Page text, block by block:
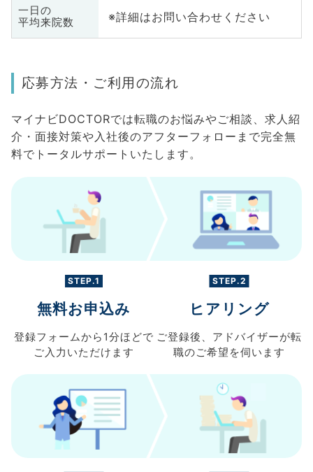
一日の
平均来院数
※詳細はお問い合わせください
応募方法・ご利用の流れ
マイナビDOCTORでは転職のお悩みやご相談、求人紹
介・面接対策や入社後のアフターフォローまで完全無
料でトータルサポートいたします。
STEP.1
無料お申込み
登録フォームから 1分ほどで
ご入力 いただけます
STEP.2
ヒアリング
ご登録後、 アドバイザーが転
職のご希望を伺います